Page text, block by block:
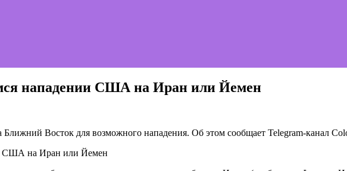
нападении США на Иран или Йемен
Восток для возможного нападения. Об этом сообщает Telegram-канал